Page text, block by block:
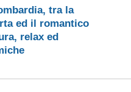
tra la
ed il romantico
relax ed